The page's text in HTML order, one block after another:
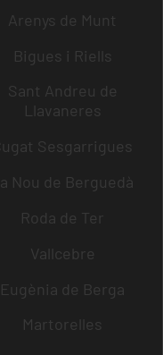
Arenys de Munt
Bigues i Riells
Sant Andreu de
Llavaneres
Sesgarrigues
Nou de Berguedà
Roda de Ter
Vallcebre
Eugènia de Berga
Martorelles